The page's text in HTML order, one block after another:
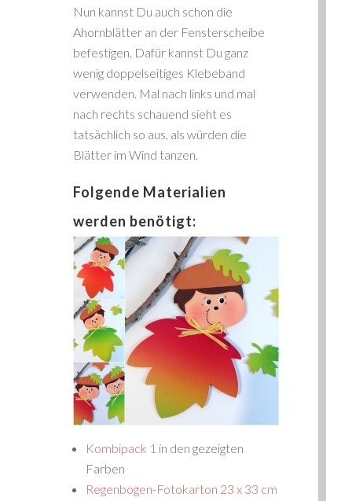
Nun kannst Du auch schon die
Ahornblätter an der Fensterscheibe
befestigen. Dafür kannst Du ganz
wenig doppelseitiges Klebeband
verwenden. Mal nach links und mal
nach rechts schauend sieht es
tatsächlich so aus, als würden die
Blätter im Wind tanzen.
Folgende Materialien
werden benötigt:
Kombipack 1 in den gezeigten
Farben
Regenbogen-Fotokarton 23 x 33 cm